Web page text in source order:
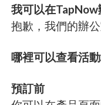
我可以在TapNow
抱歉，我們的辦
哪裡可以查看活
預訂前